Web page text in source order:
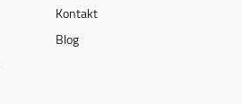
Kontakt
Blog